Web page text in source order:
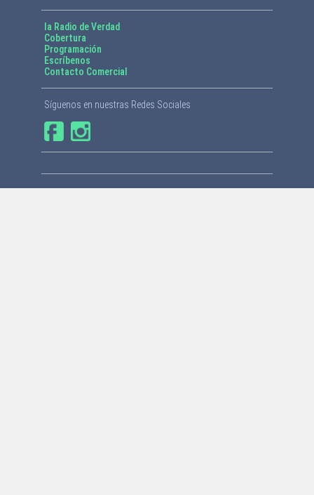
la Radio de Verdad
Cobertura
Programación
Escríbenos
Contacto Comercial
Síguenos en nuestras Redes Sociales